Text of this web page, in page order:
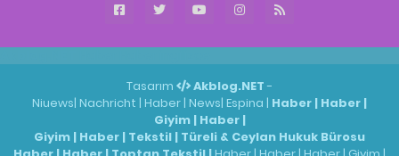
Tasarım Akblog.NET -
Niuews| Nachricht | Haber | News| Espina | Haber | Haber |
Giyim| Haber|
Giyim | Haber | Tekstil | Türeli & Ceylan Hukuk Bürosu